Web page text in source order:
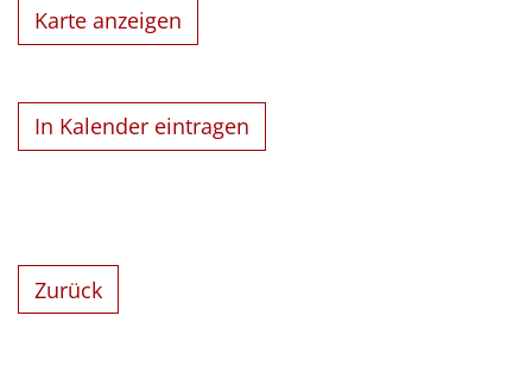
Karte anzeigen
In Kalender eintragen
Zurück